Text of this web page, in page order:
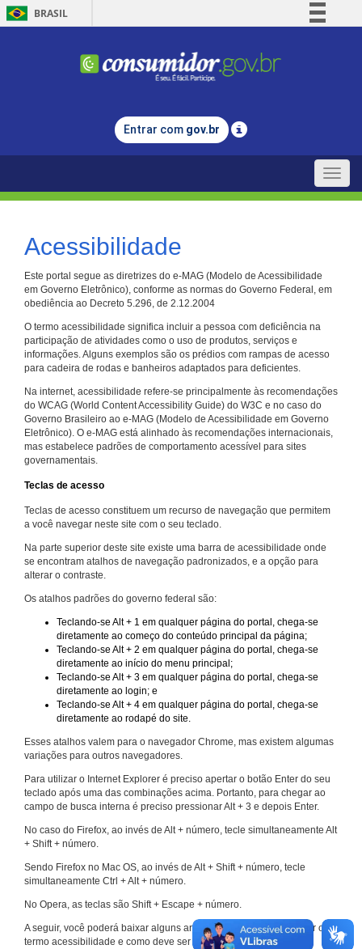
BRASIL
Comunica BR
Legislação
Entrar com gov.br
Toggle
Acessibilidade
Este portal segue as diretrizes do e-MAG (Modelo de Acessibilidade
em Governo Eletrônico), conforme as normas do Governo Federal, em
obediência ao Decreto 5.296, de 2.12.2004
O termo acessibilidade significa incluir a pessoa com deficiência na
participação de atividades como o uso de produtos, serviços e
informações. Alguns exemplos são os prédios com rampas de acesso
para cadeira de rodas e banheiros adaptados para deficientes.
Na internet, acessibilidade refere-se principalmente às recomendações
do WCAG (World Content Accessibility Guide) do W3C e no caso do
Governo Brasileiro ao e-MAG (Modelo de Acessibilidade em Governo
Eletrônico). O e-MAG está alinhado às recomendações internacionais,
mas estabelece padrões de comportamento acessível para sites
governamentais.
Teclas de acesso
Teclas de acesso constituem um recurso de navegação que permitem
a você navegar neste site com o seu teclado.
Na parte superior deste site existe uma barra de acessibilidade onde
se encontram atalhos de navegação padronizados, e a opção para
alterar o contraste.
Os atalhos padrões do governo federal são:
Teclando-se Alt + 1 em qualquer página do portal, chega-se
diretamente ao começo do conteúdo principal da página;
Teclando-se Alt + 2 em qualquer página do portal, chega-se
diretamente ao início do menu principal;
Teclando-se Alt + 3 em qualquer página do portal, chega-se
diretamente ao login; e
Teclando-se Alt + 4 em qualquer página do portal, chega-se
diretamente ao rodapé do site.
Esses atalhos valem para o navegador Chrome, mas existem algumas
variações para outros navegadores.
Para utilizar o Internet Explorer é preciso apertar o botão Enter do seu
teclado após uma das combinações acima. Portanto, para chegar ao
campo de busca interna é preciso pressionar Alt + 3 e depois Enter.
No caso do Firefox, ao invés de Alt + número, tecle simultaneamente Alt
+ Shift + número.
Sendo Firefox no Mac OS, ao invés de Alt + Shift + número, tecle
simultaneamente Ctrl + Alt + número.
No Opera, as teclas são Shift + Escape + número.
A seguir, você poderá baixar alguns arquivos que explicam melhor o
termo acessibilidade e como deve ser implementado nos sites da